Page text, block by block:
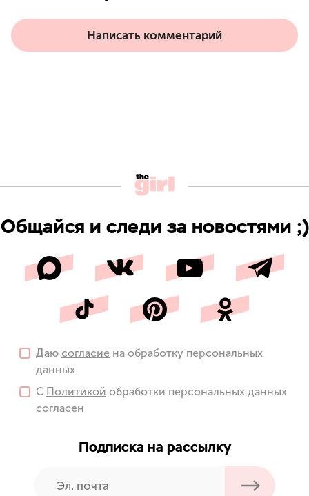
Написать комментарий
Общайся и следи за новостями ;)
Даю согласие на обработку персональных
данных
С Политикой обработки персональных данных
согласен
Подписка на рассылку